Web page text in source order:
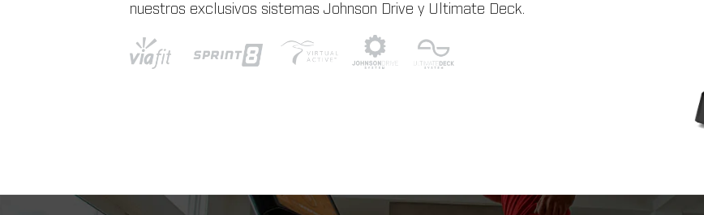
nuestros exclusivos sistemas Johnson Drive y Ultimate Deck.